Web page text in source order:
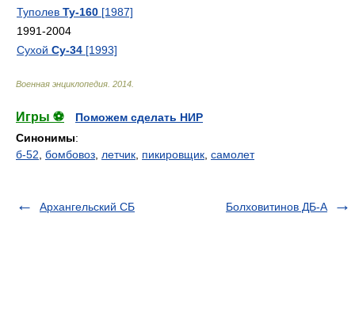
Туполев Ту-160 [1987]
1991-2004
Сухой Су-34 [1993]
Военная энциклопедия 2014
Игры ⚽
Поможем сделать НИР
Синонимы:
б-52 бомбовоз летчик пикировщик самолет
Архангельский СБ Болховитинов ДБ-А